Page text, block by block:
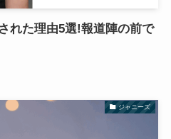
れた理由5選!報道陣の前で
ジャニーズ